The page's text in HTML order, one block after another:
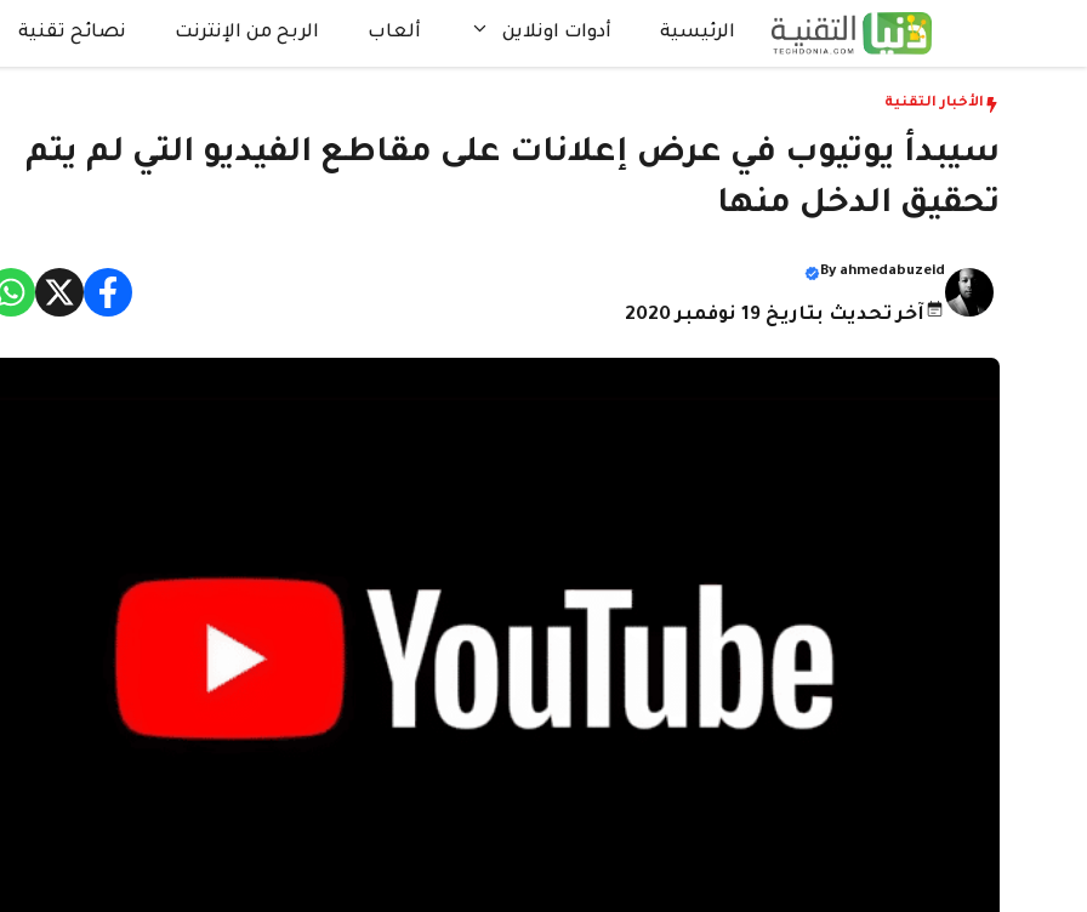
إلى
الرئيسية أدوات اونلاين ألعاب الربح من الإنترنت نصائح تقنية
الأخبار التقنية
سيبدأ يوتيوب في عرض إعلانات على مقاطع الفيديو التي لم يتم
تحقيق الدخل منها
By ahmedabuzeid
آخر تحديث بتاريخ 19 نوفمبر 2020